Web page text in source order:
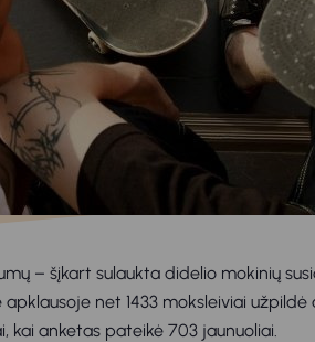
– šįkart sulaukta didelio mokinių
net 1433 moksleiviai užpildė
kai anketas pateikė 703 jaunuoliai.